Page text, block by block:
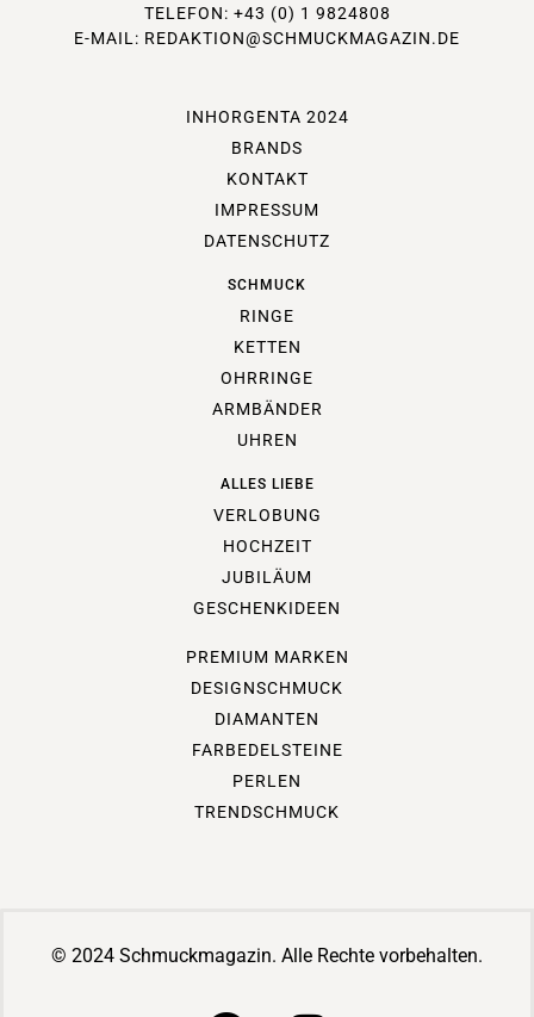
TELEFON: +43 (0) 1 9824808
E-MAIL: REDAKTION@SCHMUCKMAGAZIN.DE
INHORGENTA 2024
BRANDS
KONTAKT
IMPRESSUM
DATENSCHUTZ
SCHMUCK
RINGE
KETTEN
OHRRINGE
ARMBÄNDER
UHREN
ALLES LIEBE
VERLOBUNG
HOCHZEIT
JUBILÄUM
GESCHENKIDEEN
PREMIUM MARKEN
DESIGNSCHMUCK
DIAMANTEN
FARBEDELSTEINE
PERLEN
TRENDSCHMUCK
© 2024 Schmuckmagazin. Alle Rechte vorbehalten.